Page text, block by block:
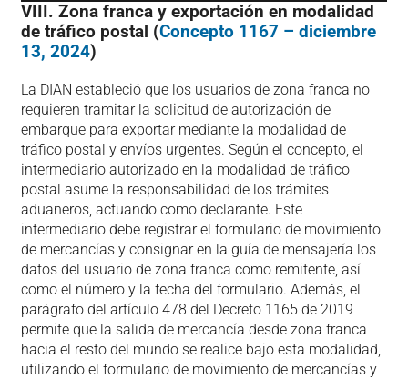
VIII. Zona franca y exportación en modalidad
de tráfico postal (Concepto 1167 – diciembre
13, 2024)
La DIAN estableció que los usuarios de zona franca no
requieren tramitar la solicitud de autorización de
embarque para exportar mediante la modalidad de
tráfico postal y envíos urgentes. Según el concepto, el
intermediario autorizado en la modalidad de tráfico
postal asume la responsabilidad de los trámites
aduaneros, actuando como declarante. Este
intermediario debe registrar el formulario de movimiento
de mercancías y consignar en la guía de mensajería los
datos del usuario de zona franca como remitente, así
como el número y la fecha del formulario. Además, el
parágrafo del artículo 478 del Decreto 1165 de 2019
permite que la salida de mercancía desde zona franca
hacia el resto del mundo se realice bajo esta modalidad,
utilizando el formulario de movimiento de mercancías y